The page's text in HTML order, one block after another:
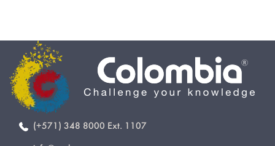
(+571) 348 8000 Ext. 1107